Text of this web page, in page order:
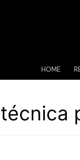
HOME